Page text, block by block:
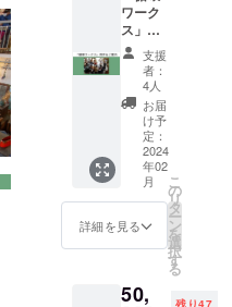
でお話
し会を
します
・2024
年2月頃
に、
CAMPF
IREの
メッ
セージ
機能に
てセミ
ナーご
りしま
ワーク
ス」工
場見学
で工場
長がご
案内し
ます
（約2時
間） ・
「循環
ワーク
ス」の
活動
や、工
場をDIY
てきた
支援
者：
4人
お届
け予
定：
2024
年02
月
詳細を見る
こ
の
リ
タ
ー
ン
を
選
択
す
る
50,